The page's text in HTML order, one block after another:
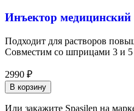
Инъектор
Подходит для растворов
Совместим со шприцами 3 и
2990 ₽
В корзину
Или закажите Spasilen на